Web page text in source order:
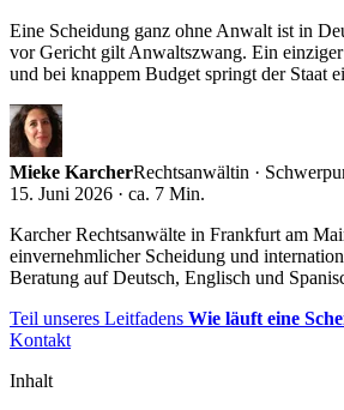
Eine Scheidung ganz ohne Anwalt ist in
vor Gericht gilt Anwaltszwang. Ein
und bei knappem Budget springt der Staat
Mieke KarcherRechtsanwältin ·
15. Juni 2026 · ca. 7 Min.
Karcher Rechtsanwälte in Frankfurt am
einvernehmlicher Scheidung und
Beratung auf Deutsch, Englisch und
Teil unseres Leitfadens Wie läuft eine
Kontakt
Inhalt